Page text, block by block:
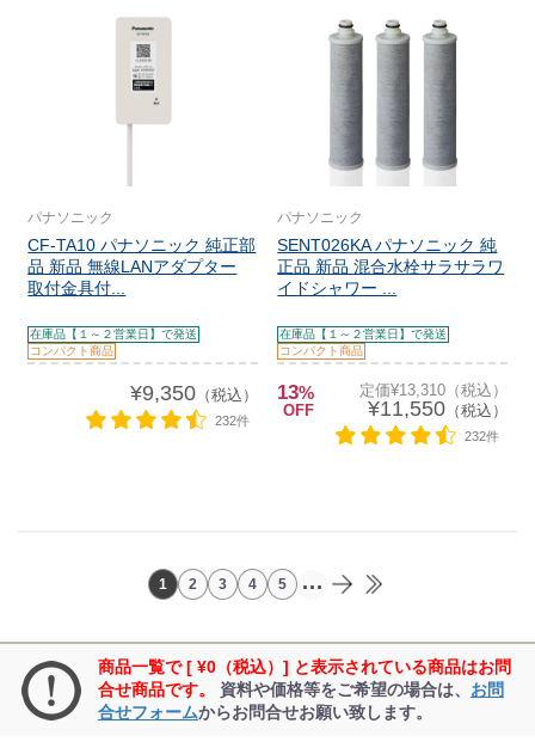
パナソニック
CF-TA10 パナソニック 純正部
品 新品 無線LANアダプター
取付金具付...
在庫品【１～２営業日】で発送
コンパクト商品
¥9,350（税込）
232件
パナソニック
SENT026KA パナソニック 純
正品 新品 混合水栓サラサラワ
イドシャワー ...
在庫品【１～２営業日】で発送
コンパクト商品
13%
OFF
定価¥13,310（税込）
¥11,550（税込）
232件
1 2 3 4 5 ...
商品一覧で [ ¥0（税込）] と表示されている商品はお問
合せ商品です。
資料や価格等をご希望の場合は、 お問
合せフォームからお問合せお願い致します。